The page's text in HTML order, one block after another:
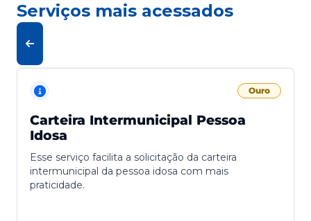
Serviços mais acessados
Ouro
Carteira Intermunicipal Pessoa
Idosa
Esse serviço facilita a solicitação da carteira
intermunicipal da pessoa idosa com mais
praticidade.